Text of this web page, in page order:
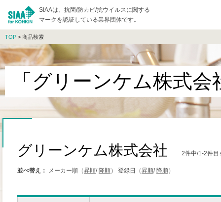
SIAAは、抗菌/防カビ/抗ウイルスに関する
マークを認証している業界団体です。
TOP > 商品検索
「グリーンケム株式
グリーンケム株式会社 2件中/1-2件目
並べ替え： メーカー順（昇順/ 降順） 登録日（昇順/ 降順）